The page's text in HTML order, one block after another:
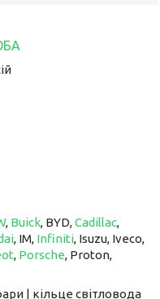
, Buick, BYD,Cadillac,
, IM, ​​​​​​​ Infiniti, Isuzu, Iveco,
, Porsche, Proton, ​​​​​​​
| кільце світловода